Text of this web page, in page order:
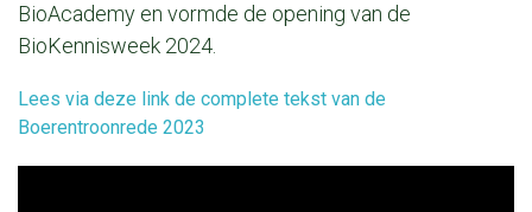
BioAcademy en vormde de opening van de
BioKennisweek 2024.
Lees via deze link de complete tekst van de
Boerentroonrede 2023